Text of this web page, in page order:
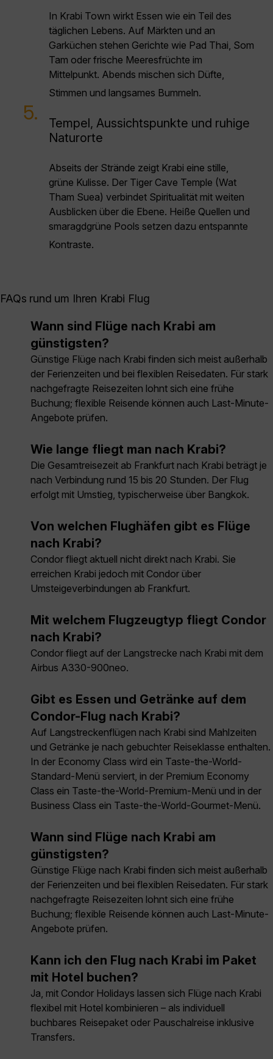
In Krabi Town wirkt Essen wie ein Teil des
täglichen Lebens. Auf Märkten und an
Garküchen stehen Gerichte wie Pad Thai, Som
Tam oder frische Meeresfrüchte im
Mittelpunkt. Abends mischen sich Düfte,
Stimmen und langsames Bummeln.
5.
Tempel, Aussichtspunkte und ruhige
Naturorte
Abseits der Strände zeigt Krabi eine stille,
grüne Kulisse. Der Tiger Cave Temple (Wat
Tham Suea) verbindet Spiritualität mit weiten
Ausblicken über die Ebene. Heiße Quellen und
smaragdgrüne Pools setzen dazu entspannte
Kontraste.
FAQs rund um Ihren Krabi Flug
Wann sind Flüge nach Krabi am
günstigsten?
Günstige Flüge nach Krabi finden sich meist außerhalb
der Ferienzeiten und bei flexiblen Reisedaten. Für stark
nachgefragte Reisezeiten lohnt sich eine frühe
Buchung; flexible Reisende können auch Last-Minute-
Angebote prüfen.
Wie lange fliegt man nach Krabi?
Die Gesamtreisezeit ab Frankfurt nach Krabi beträgt je
nach Verbindung rund 15 bis 20 Stunden. Der Flug
erfolgt mit Umstieg, typischerweise über Bangkok.
Von welchen Flughäfen gibt es Flüge
nach Krabi?
Condor fliegt aktuell nicht direkt nach Krabi. Sie
erreichen Krabi jedoch mit Condor über
Umsteigeverbindungen ab Frankfurt.
Mit welchem Flugzeugtyp fliegt Condor
nach Krabi?
Condor fliegt auf der Langstrecke nach Krabi mit dem
Airbus A330-900neo.
Gibt es Essen und Getränke auf dem
Condor-Flug nach Krabi?
Auf Langstreckenflügen nach Krabi sind Mahlzeiten
und Getränke je nach gebuchter Reiseklasse enthalten.
In der Economy Class wird ein Taste-the-World-
Standard-Menü serviert, in der Premium Economy
Class ein Taste-the-World-Premium-Menü und in der
Business Class ein Taste-the-World-Gourmet-Menü.
Wann sind Flüge nach Krabi am
günstigsten?
Günstige Flüge nach Krabi finden sich meist außerhalb
der Ferienzeiten und bei flexiblen Reisedaten. Für stark
nachgefragte Reisezeiten lohnt sich eine frühe
Buchung; flexible Reisende können auch Last-Minute-
Angebote prüfen.
Kann ich den Flug nach Krabi im Paket
mit Hotel buchen?
Ja, mit Condor Holidays lassen sich Flüge nach Krabi
flexibel mit Hotel kombinieren – als individuell
buchbares Reisepaket oder Pauschalreise inklusive
Transfers.